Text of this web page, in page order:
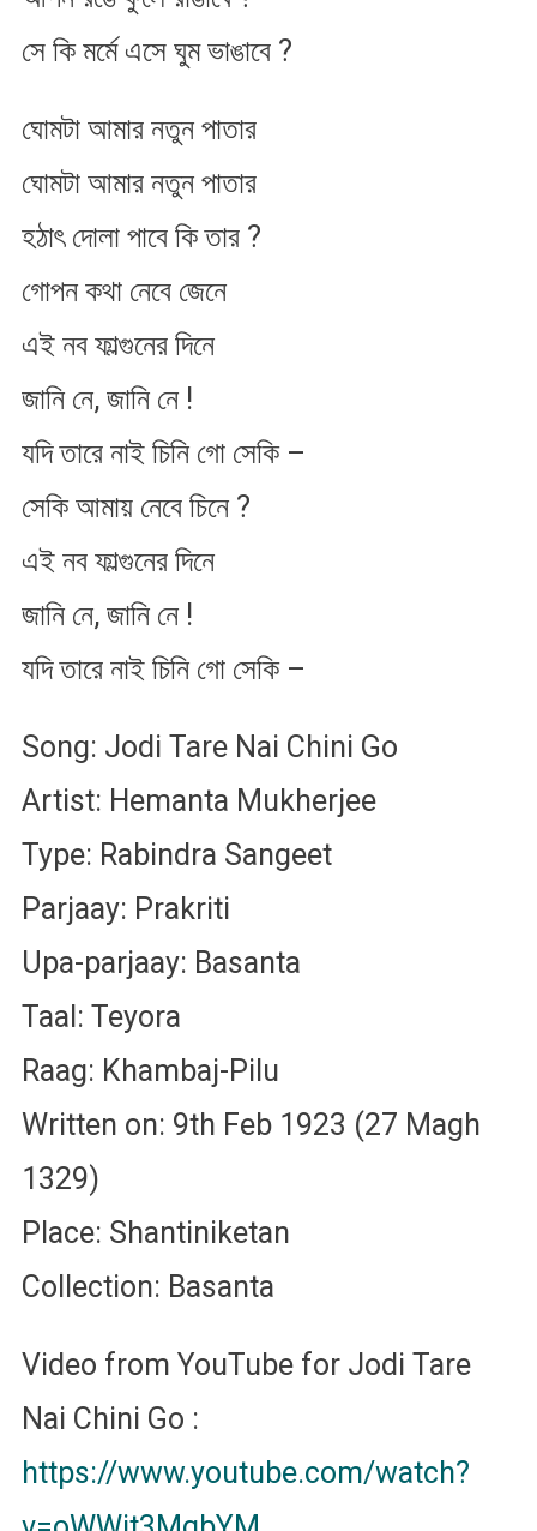
সে কি মর্মে এসে ঘুম ভাঙাবে ?
ঘোমটা আমার নতুন পাতার
ঘোমটা আমার নতুন পাতার
হঠাৎ দোলা পাবে কি তার ?
গোপন কথা নেবে জেনে
এই নব ফাল্গুনের দিনে
জানি নে, জানি নে !
যদি তারে নাই চিনি গো সেকি –
সেকি আমায় নেবে চিনে ?
এই নব ফাল্গুনের দিনে
জানি নে, জানি নে !
যদি তারে নাই চিনি গো সেকি –
Song: Jodi Tare Nai Chini Go
Artist: Hemanta Mukherjee
Type: Rabindra Sangeet
Parjaay: Prakriti
Upa-parjaay: Basanta
Taal: Teyora
Raag: Khambaj-Pilu
Written on: 9th Feb 1923 (27 Magh
1329)
Place: Shantiniketan
Collection: Basanta
Video from YouTube for Jodi Tare
Nai Chini Go :
https://www.youtube.com/watch?